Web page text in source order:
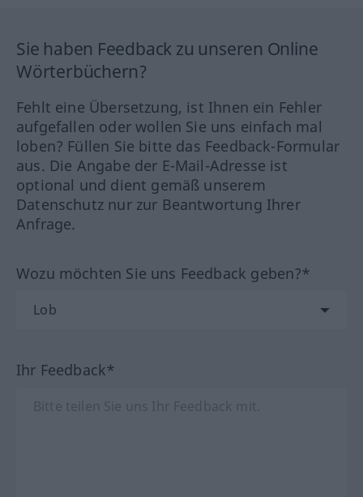
Sie haben Feedback zu unseren Online
Wörterbüchern?
Fehlt eine Übersetzung, ist Ihnen ein Fehler
aufgefallen oder wollen Sie uns einfach mal
loben? Füllen Sie bitte das Feedback-Formular
aus. Die Angabe der E-Mail-Adresse ist
optional und dient gemäß unserem
Datenschutz nur zur Beantwortung Ihrer
Anfrage.
Wozu möchten Sie uns Feedback geben?*
Ihr Feedback*